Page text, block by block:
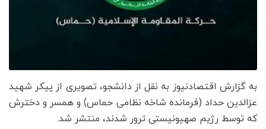
به گزارش اقتصادنیوز به نقل از دانشجو، تصویری از پیکر شهید
عزالدین حداد (فرمانده شاخه نظامی حماس) و همسر و دخترش
که توسط رژیم صهیونیستی ترور شدند، منتشر شد.